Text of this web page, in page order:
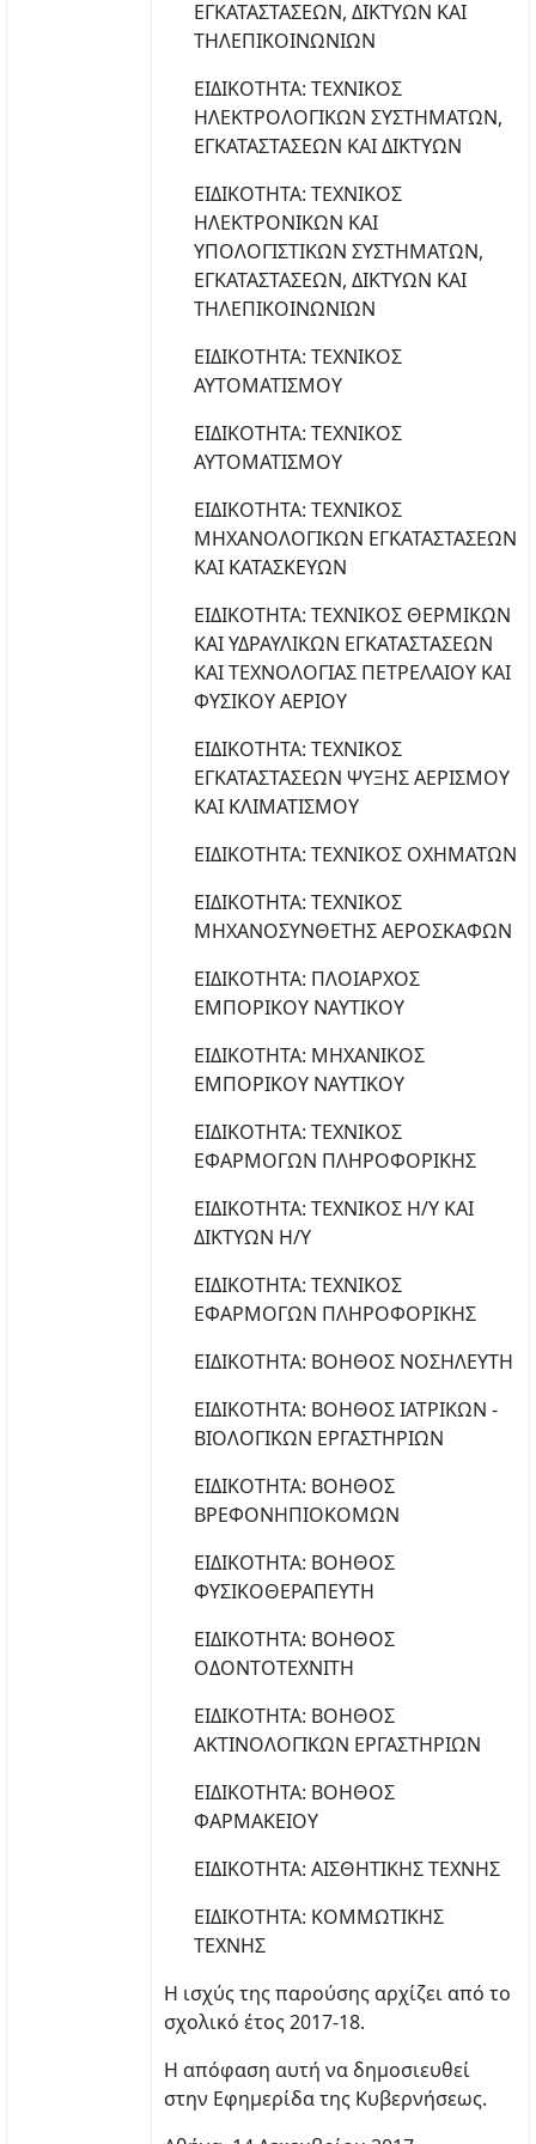
ΕΓΚΑΤΑΣΤΑΣΕΩΝ, ΔΙΚΤΥΩΝ ΚΑΙ
ΤΗΛΕΠΙΚΟΙΝΩΝΙΩΝ
ΕΙΔΙΚΟΤΗΤΑ: ΤΕΧΝΙΚΟΣ
ΗΛΕΚΤΡΟΛΟΓΙΚΩΝ ΣΥΣΤΗΜΑΤΩΝ,
ΕΓΚΑΤΑΣΤΑΣΕΩΝ ΚΑΙ ΔΙΚΤΥΩΝ
ΕΙΔΙΚΟΤΗΤΑ: ΤΕΧΝΙΚΟΣ
ΗΛΕΚΤΡΟΝΙΚΩΝ ΚΑΙ
ΥΠΟΛΟΓΙΣΤΙΚΩΝ ΣΥΣΤΗΜΑΤΩΝ,
ΕΓΚΑΤΑΣΤΑΣΕΩΝ, ΔΙΚΤΥΩΝ ΚΑΙ
ΤΗΛΕΠΙΚΟΙΝΩΝΙΩΝ
ΕΙΔΙΚΟΤΗΤΑ: ΤΕΧΝΙΚΟΣ
ΑΥΤΟΜΑΤΙΣΜΟΥ
ΕΙΔΙΚΟΤΗΤΑ: ΤΕΧΝΙΚΟΣ
ΑΥΤΟΜΑΤΙΣΜΟΥ
ΕΙΔΙΚΟΤΗΤΑ: ΤΕΧΝΙΚΟΣ
ΜΗΧΑΝΟΛΟΓΙΚΩΝ ΕΓΚΑΤΑΣΤΑΣΕΩΝ
ΚΑΙ ΚΑΤΑΣΚΕΥΩΝ
ΕΙΔΙΚΟΤΗΤΑ: ΤΕΧΝΙΚΟΣ ΘΕΡΜΙΚΩΝ
ΚΑΙ ΥΔΡΑΥΛΙΚΩΝ ΕΓΚΑΤΑΣΤΑΣΕΩΝ
ΚΑΙ ΤΕΧΝΟΛΟΓΙΑΣ ΠΕΤΡΕΛΑΙΟΥ ΚΑΙ
ΦΥΣΙΚΟΥ ΑΕΡΙΟΥ
ΕΙΔΙΚΟΤΗΤΑ: ΤΕΧΝΙΚΟΣ
ΕΓΚΑΤΑΣΤΑΣΕΩΝ ΨΥΞΗΣ ΑΕΡΙΣΜΟΥ
ΚΑΙ ΚΛΙΜΑΤΙΣΜΟΥ
ΕΙΔΙΚΟΤΗΤΑ: ΤΕΧΝΙΚΟΣ ΟΧΗΜΑΤΩΝ
ΕΙΔΙΚΟΤΗΤΑ: ΤΕΧΝΙΚΟΣ
ΜΗΧΑΝΟΣΥΝΘΕΤΗΣ ΑΕΡΟΣΚΑΦΩΝ
ΕΙΔΙΚΟΤΗΤΑ: ΠΛΟΙΑΡΧΟΣ
ΕΜΠΟΡΙΚΟΥ ΝΑΥΤΙΚΟΥ
ΕΙΔΙΚΟΤΗΤΑ: ΜΗΧΑΝΙΚΟΣ
ΕΜΠΟΡΙΚΟΥ ΝΑΥΤΙΚΟΥ
ΕΙΔΙΚΟΤΗΤΑ: ΤΕΧΝΙΚΟΣ
ΕΦΑΡΜΟΓΩΝ ΠΛΗΡΟΦΟΡΙΚΗΣ
ΕΙΔΙΚΟΤΗΤΑ: ΤΕΧΝΙΚΟΣ Η/Υ ΚΑΙ
ΔΙΚΤΥΩΝ Η/Υ
ΕΙΔΙΚΟΤΗΤΑ: ΤΕΧΝΙΚΟΣ
ΕΦΑΡΜΟΓΩΝ ΠΛΗΡΟΦΟΡΙΚΗΣ
ΕΙΔΙΚΟΤΗΤΑ: ΒΟΗΘΟΣ ΝΟΣΗΛΕΥΤΗ
ΕΙΔΙΚΟΤΗΤΑ: ΒΟΗΘΟΣ ΙΑΤΡΙΚΩΝ -
ΒΙΟΛΟΓΙΚΩΝ ΕΡΓΑΣΤΗΡΙΩΝ
ΕΙΔΙΚΟΤΗΤΑ: ΒΟΗΘΟΣ
ΒΡΕΦΟΝΗΠΙΟΚΟΜΩΝ
ΕΙΔΙΚΟΤΗΤΑ: ΒΟΗΘΟΣ
ΦΥΣΙΚΟΘΕΡΑΠΕΥΤΗ
ΕΙΔΙΚΟΤΗΤΑ: ΒΟΗΘΟΣ
ΟΔΟΝΤΟΤΕΧΝΙΤΗ
ΕΙΔΙΚΟΤΗΤΑ: ΒΟΗΘΟΣ
ΑΚΤΙΝΟΛΟΓΙΚΩΝ ΕΡΓΑΣΤΗΡΙΩΝ
ΕΙΔΙΚΟΤΗΤΑ: ΒΟΗΘΟΣ
ΦΑΡΜΑΚΕΙΟΥ
ΕΙΔΙΚΟΤΗΤΑ: ΑΙΣΘΗΤΙΚΗΣ ΤΕΧΝΗΣ
ΕΙΔΙΚΟΤΗΤΑ: ΚΟΜΜΩΤΙΚΗΣ
ΤΕΧΝΗΣ
Η ισχύς της παρούσης αρχίζει από το
σχολικό έτος 2017-18.
Η απόφαση αυτή να δημοσιευθεί
στην Εφημερίδα της Κυβερνήσεως.